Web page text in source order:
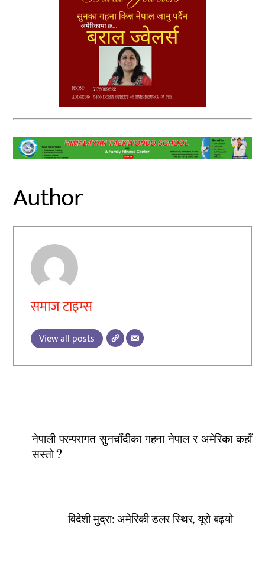
Author
समाज टाइम्स
View all posts
नेपाली परम्परागत सुनचाँदीका गहना नेपाल र अमेरिका कहाँ
सस्तो ?
विदेशी मुद्रा: अमेरिकी डलर स्थिर, यूरो बढ्यो